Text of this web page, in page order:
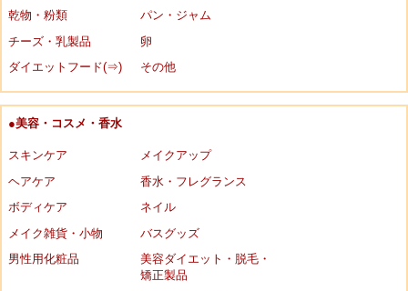
乾物・粉類
パン・ジャム
チーズ・乳製品
卵
ダイエットフード(⇒)
その他
●美容・コスメ・香水
スキンケア
メイクアップ
ヘアケア
香水・フレグランス
ボディケア
ネイル
メイク雑貨・小物
バスグッズ
男性用化粧品
美容ダイエット・脱毛・
矯正製品